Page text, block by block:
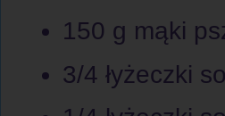
150 g mąki
3/4 łyżeczki